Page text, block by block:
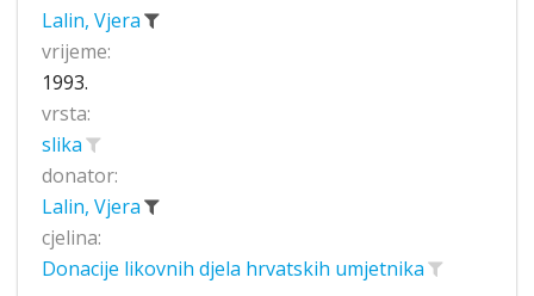
Lalin, Vjera
vrijeme:
1993.
vrsta:
slika
donator:
Lalin, Vjera
cjelina:
Donacije likovnih djela hrvatskih umjetnika